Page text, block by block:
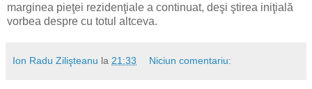
marginea pieţei rezidenţiale a continuat, deşi ştirea iniţială
vorbea despre cu totul altceva.
Ion Radu Zilişteanu la 21:33 Niciun comentariu: